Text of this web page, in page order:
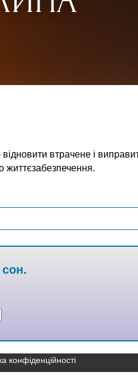
втрачене і
життєзабезпечення.
конфіденційності